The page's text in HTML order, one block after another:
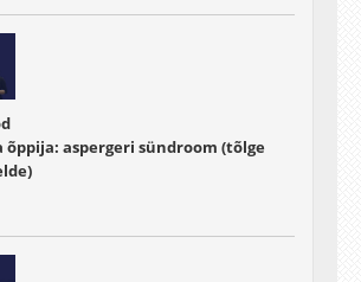
õppija: aspergeri sündroom (tõlge